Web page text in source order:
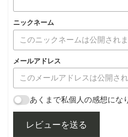
ニックネーム
メールアドレス
あくまで私個人の感想にな
レビューを送る